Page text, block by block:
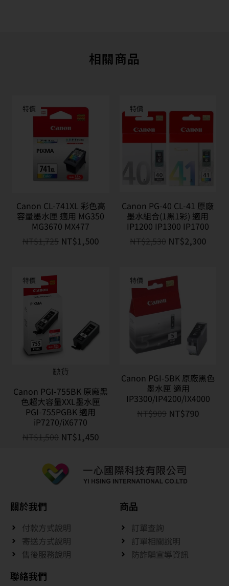
相關商品
特價
Canon CL-741XL 彩色高
容量墨水匣 適用 MG350
MG3670 MX477
NT$ 1,725 NT$1,500
特價
Canon PG-40 CL-41 原廠
墨水組合(1黑1彩) 適用
IP1200 IP1300 IP1700
NT$2,530 NT$2,300
特價
缺貨
Canon PGI-755BK 原廠黑
色超大容量XXL墨水匣
PGI-755PGBK 適用
iP7270/iX6770
NT$ 1,500 NT$1,450
特價
Canon PGI-5BK 原廠黑色
墨水匣 適用
IP3300/IP4200/IX4000
NT$909 NT$790
關於我們
付款方式說明
寄送方式說明
售後服務說明
商品
訂單查詢
訂單相關說明
防詐騙宣導資訊
聯絡我們